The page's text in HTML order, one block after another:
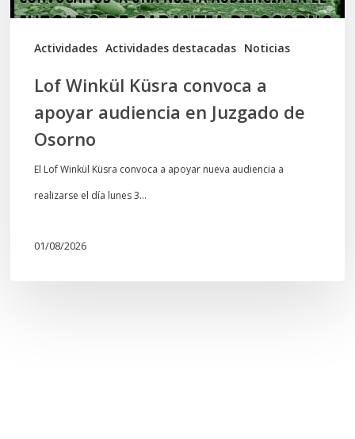
Actividades Actividades destacadas Noticias
Juzgado
Lof Winkül Küsra convoca a
apoyar audiencia en Juzgado de
Osorno
El Lof Winkül Küsra convoca a apoyar nueva audiencia a
realizarse el día lunes 3…
01/08/2026